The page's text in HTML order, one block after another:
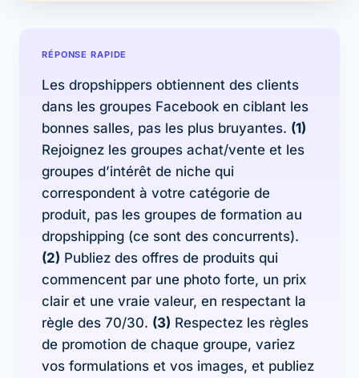
RÉPONSE RAPIDE
Les dropshippers obtiennent des clients
dans les groupes Facebook en ciblant les
bonnes salles, pas les plus bruyantes. (1)
Rejoignez les groupes achat/vente et les
groupes d’intérêt de niche qui
correspondent à votre catégorie de
produit, pas les groupes de formation au
dropshipping (ce sont des concurrents).
(2) Publiez des offres de produits qui
commencent par une photo forte, un prix
clair et une vraie valeur, en respectant la
règle des 70/30. (3) Respectez les règles
de promotion de chaque groupe, variez
vos formulations et vos images, et publiez